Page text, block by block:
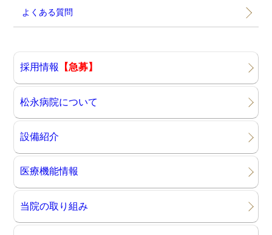
よくある質問
採用情報 【急募】
松永病院について
設備紹介
医療機能情報
当院の取り組み